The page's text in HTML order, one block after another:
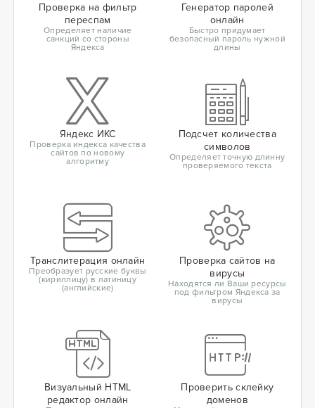
Проверка на фильтр
переспам
Определяет наличие
санкций со стороны
Яндекса
Генератор паролей
онлайн
Быстро придумает
безопасный пароль нужной
длины
Яндекс ИКС
Проверка индекса качества
сайтов по новому
алгоритму
Подсчет количества
символов
Определяет точную длинну
проверяемого текста
Транслитерация онлайн
Преобразует русские буквы
(кириллицу) в латиницу
(английские)
Проверка сайтов на
вирусы
Находятся ли Ваши ресурсы
под фильтром Яндекса за
вирусы
Визуальный HTML
редактор онлайн
Проверить склейку
доменов